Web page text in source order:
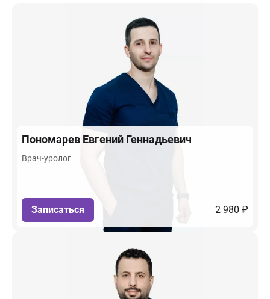
Пономарев Евгений Геннадьевич
Врач-уролог
Записаться 2 980 ₽